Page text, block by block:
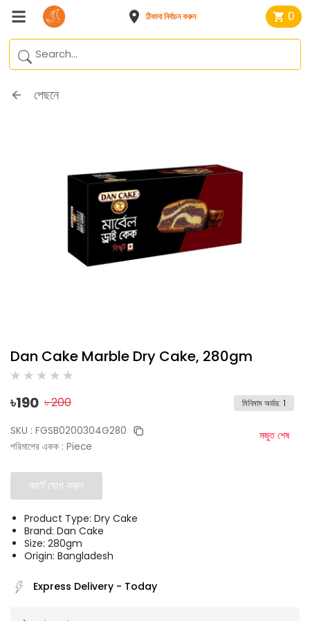
ঠিকানা নির্বাচন করুন 0
পেছনে
Dan Cake Marble Dry Cake, 280gm
৳190 ৳200 মিনিমাম অর্ডার: 1
SKU : FGSB0200304G280
পরিমাপের একক : Piece
মজুত শেষ
কার্টে যোগ করুন
Product Type: Dry Cake
Brand: Dan Cake
Size: 280gm
Origin: Bangladesh
Express Delivery - Today